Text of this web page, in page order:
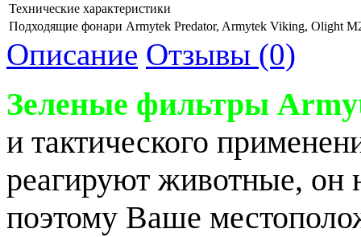
Технические характеристики
Подходящие фонари Armytek Predator, Armytek Viking, Olight
Описание Отзывы (0)
Зеленые фильтры
и тактического
реагируют животные, он
поэтому Ваше